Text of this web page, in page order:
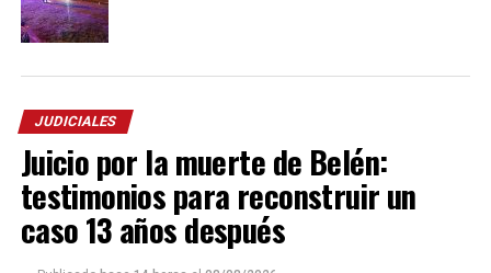
JUDICIALES
Juicio por la muerte de Belén:
testimonios para reconstruir un
caso 13 años después